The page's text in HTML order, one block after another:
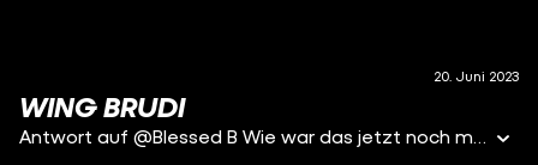
20. Juni 2023
WING BRUDI
Antwort auf @Blessed B Wie war das jetzt noch mal mit Frankreich?